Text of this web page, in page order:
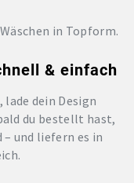
in Topform.
& einfach
lade dein Design
du bestellt hast,
und liefern es in